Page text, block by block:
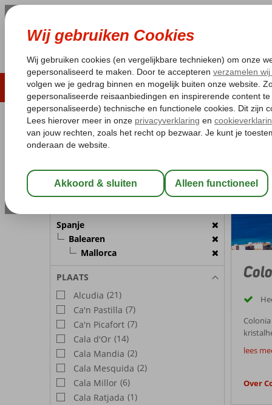
LAST MINUTE ZOMER 2026
Pakketgarantie Laagsteprijsgarantie*
REISGEZELSCHAP
Wijzig Reisgezelschap
Spanje
Balearen
Mallorca
PLAATS
Alcudia (21)
Ca'n Pastilla (7)
Ca'n Picafort (7)
Cala d'Or (14)
Cala Mandia (2)
Cala Mesquida (2)
Cala Millor (6)
Cala Ratjada (1)
op
lees
Over